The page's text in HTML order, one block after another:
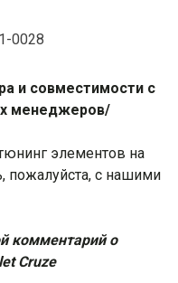
0028
и совместимости с
менеджеров/
элементов на
пожалуйста, с нашими
комментарий о
Cruze